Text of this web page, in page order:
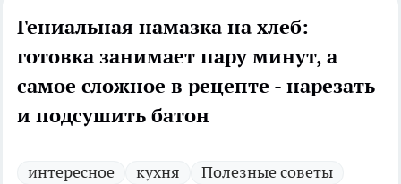
Гениальная намазка на хлеб:
готовка занимает пару минут, а
самое сложное в рецепте - нарезать
и подсушить батон
интересное кухня
Полезные советы